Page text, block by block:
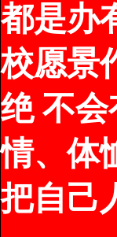
都是办
校愿景
绝 不
情、体
把自己